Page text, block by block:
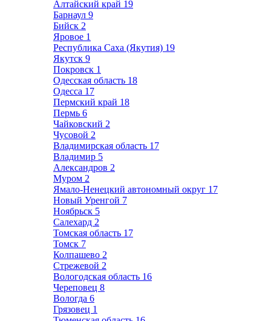
Алтайский край 19
Барнаул 9
Бийск 2
Яровое 1
Республика Саха (Якутия) 19
Якутск 9
Покровск 1
Одесская область 18
Одесса 17
Пермский край 18
Пермь 6
Чайковский 2
Чусовой 2
Владимирская область 17
Владимир 5
Александров 2
Муром 2
Ямало-Ненецкий автономный округ 17
Новый Уренгой 7
Ноябрьск 5
Салехард 2
Томская область 17
Томск 7
Колпашево 2
Стрежевой 2
Вологодская область 16
Череповец 8
Вологда 6
Грязовец 1